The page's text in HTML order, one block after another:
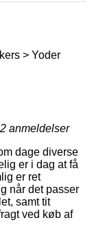
> Yoder
anmeldelser
dage diverse
er i dag at få
er ret
når det passer
samt tit
ved køb af